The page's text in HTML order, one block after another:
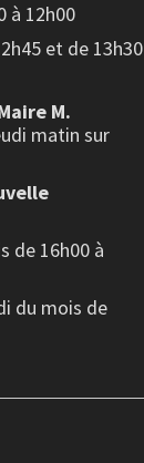
à 12h00
et de 13h30
M.
matin sur
de 16h00 à
du mois de